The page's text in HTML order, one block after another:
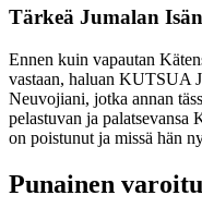
Tärkeä Jumalan
Ennen kuin vapautan
vastaan, haluan KUTSUA
Neuvojiani, jotka annan
pelastuvan ja palatsevansa
on poistunut ja missä hän
Punainen